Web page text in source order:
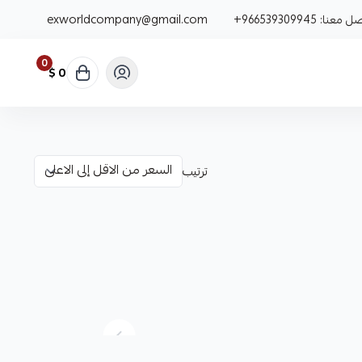
معنا: +966539309945
exworldcompany@gmail.com
0 0 $
ترتيب